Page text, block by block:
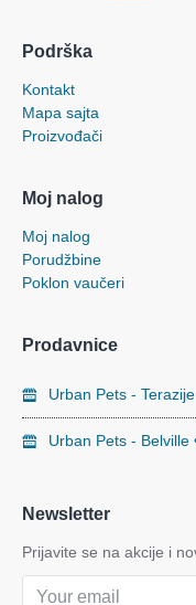
Podrška
Kontakt
Mapa sajta
Proizvođači
Moj nalog
Moj nalog
Porudžbine
Poklon vaučeri
Prodavnice
Urban Pets -
Urban Pets - Belville
Newsletter
Prijavite se na akcije i